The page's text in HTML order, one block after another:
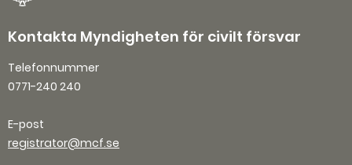
Kontakta Myndigheten för civilt försvar
Telefonnummer
0771-240 240
E-post
registrator@mcf.se